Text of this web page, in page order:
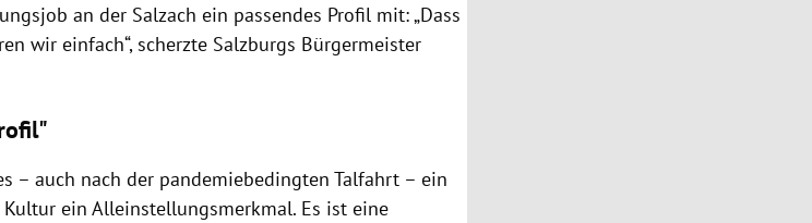
an der Salzach ein passendes Profil mit: „Dass
wir einfach“, scherzte Salzburgs Bürgermeister
– auch nach der pandemiebedingten Talfahrt – ein
ein Alleinstellungsmerkmal. Es ist eine